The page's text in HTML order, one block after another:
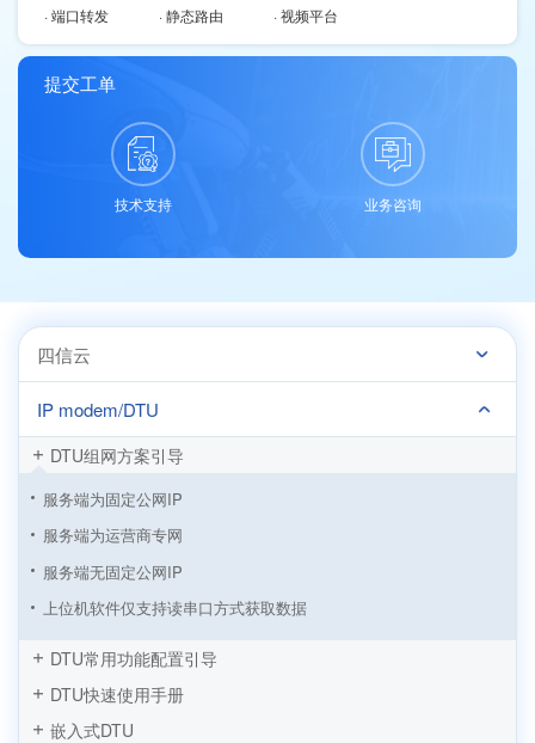
· 端口转发 · 静态路由 · 视频平台
提交工单
技术支持 业务咨询
四信云
IP modem/DTU
DTU组网方案引导
服务端为固定公网IP
服务端为运营商专网
服务端无固定公网IP
上位机软件仅支持读串口方式获取数据
服务端为阿里云物联网平台
DTU常用功能配置引导
DTU快速使用手册
嵌入式DTU